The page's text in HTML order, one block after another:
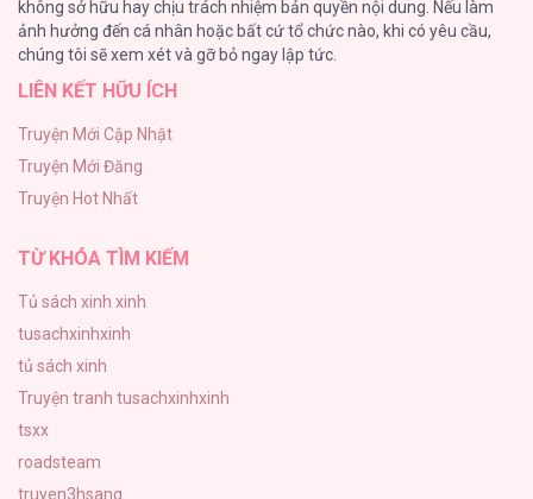
ONESHOT CHỊCH
118
Kiếp Này Ta Sẽ Trở Thành Gia Chủ
Mùa Xuân Hoa Nở
103
không sở hữu hay chịu trách nhiệm bản quyền nội dung. Nếu làm
ảnh hưởng đến cá nhân hoặc bất cứ tổ chức nào, khi có yêu cầu,
chúng tôi sẽ xem xét và gỡ bỏ ngay lập tức.
LIÊN KẾT HỮU ÍCH
Truyện Mới Cập Nhật
Truyện Mới Đăng
Truyện Hot Nhất
TỪ KHÓA TÌM KIẾM
Tủ sách xinh xinh
tusachxinhxinh
tủ sách xinh
Truyện tranh tusachxinhxinh
tsxx
roadsteam
truyen3hsang